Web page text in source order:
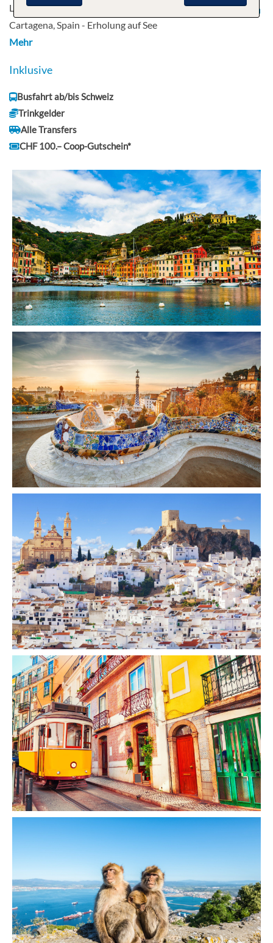
Lissabon, Portugal - Gibraltar - Malaga, Spanien -
Cartagena, Spain - Erholung auf See
Mehr
Inklusive
Busfahrt ab/bis Schweiz
Trinkgelder
Alle Transfers
CHF 100.– Coop-Gutschein*